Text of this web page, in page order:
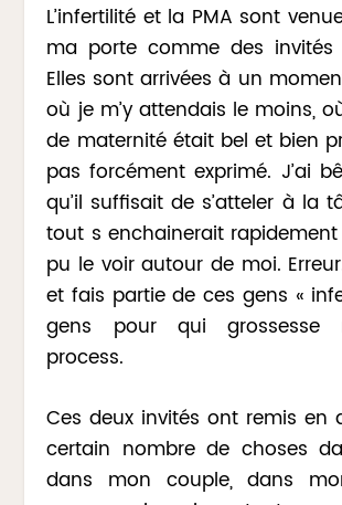
L’infertilité et la PMA sont
ma porte comme des invités
Elles sont arrivées à un
où je m’y attendais le moins,
de maternité était bel et bien
pas forcément exprimé. J’ai
qu’il suffisait de s’atteler à la
tout s enchainerait rapidement
pu le voir autour de moi.
et fais partie de ces gens «
gens pour qui grossesse
process.
Ces deux invités ont remis en
certain nombre de choses
dans mon couple, dans